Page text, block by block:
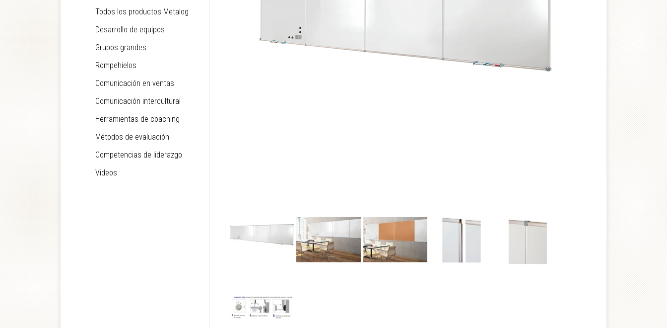
Todos los productos Metalog
Desarrollo de equipos
Grupos grandes
Rompehielos
Comunicación en ventas
Comunicación intercultural
Herramientas de coaching
Métodos de evaluación
Competencias de liderazgo
Videos